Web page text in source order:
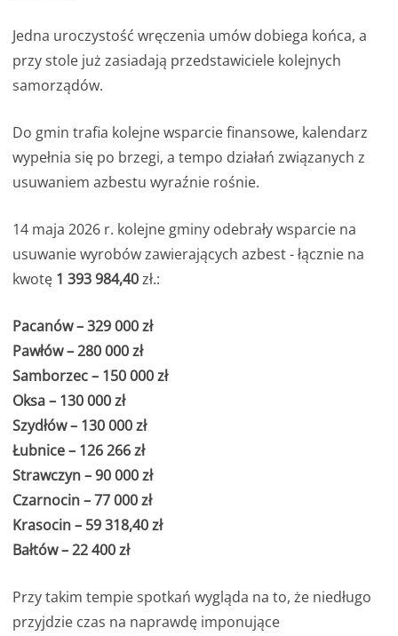
Jedna uroczystość wręczenia umów dobiega końca, a
przy stole już zasiadają przedstawiciele kolejnych
samorządów.
Do gmin trafia kolejne wsparcie finansowe, kalendarz
wypełnia się po brzegi, a tempo działań związanych z
usuwaniem azbestu wyraźnie rośnie.
14 maja 2026 r. kolejne gminy odebrały wsparcie na
usuwanie wyrobów zawierających azbest - łącznie na
kwotę 1 393 984,40zł.:
Pacanów – 329 000 zł
Pawłów – 280 000 zł
Samborzec – 150 000 zł
Oksa – 130 000 zł
Szydłów – 130 000 zł
Łubnice – 126 266 zł
Strawczyn – 90 000 zł
Czarnocin – 77 000 zł
Krasocin – 59 318,40 zł
Bałtów – 22 400 zł
Przy takim tempie spotkań wygląda na to, że niedługo
przyjdzie czas na naprawdę imponujące